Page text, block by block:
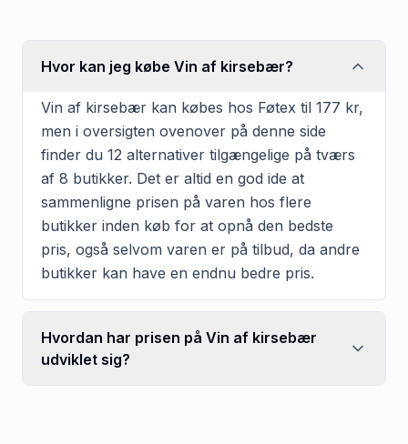
Hvor kan jeg købe Vin af kirsebær?
Vin af kirsebær kan købes hos Føtex til 177 kr,
men i oversigten ovenover på denne side
finder du 12 alternativer tilgængelige på tværs
af 8 butikker. Det er altid en god ide at
sammenligne prisen på varen hos flere
butikker inden køb for at opnå den bedste
pris, også selvom varen er på tilbud, da andre
butikker kan have en endnu bedre pris.
Hvordan har prisen på Vin af kirsebær
udviklet sig?